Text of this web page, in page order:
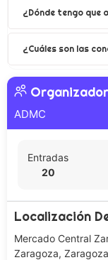
¿Dónde tengo que
¿Cuáles son las
ADMC
Entradas
20
Localización
Mercado Central
Zaragoza,